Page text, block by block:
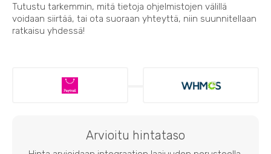
Tutustu tarkemmin, mitä tietoja ohjelmistojen välillä
voidaan siirtää, tai ota suoraan yhteyttä, niin suunnitellaan
ratkaisu yhdessä!
Arvioitu hintataso